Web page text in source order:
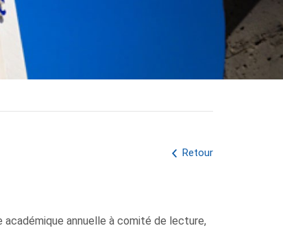
Retour
académique annuelle à comité de lecture,